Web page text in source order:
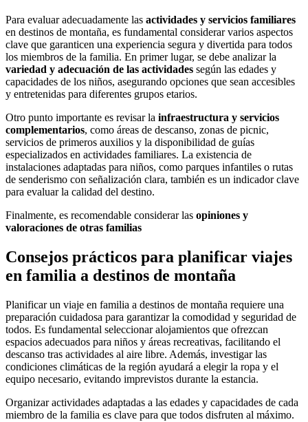
Para evaluar adecuadamente las actividades y servicios familiares
en destinos de montaña, es fundamental considerar varios aspectos
clave que garanticen una experiencia segura y divertida para todos
los miembros de la familia. En primer lugar, se debe analizar la
variedad y adecuación de las actividades según las edades y
capacidades de los niños, asegurando opciones que sean accesibles
y entretenidas para diferentes grupos etarios.
Otro punto importante es revisar la infraestructura y servicios
complementarios, como áreas de descanso, zonas de picnic,
servicios de primeros auxilios y la disponibilidad de guías
especializados en actividades familiares. La existencia de
instalaciones adaptadas para niños, como parques infantiles o rutas
de senderismo con señalización clara, también es un indicador clave
para evaluar la calidad del destino.
Finalmente, es recomendable considerar las opiniones y
valoraciones de otras familias
Consejos prácticos para planificar viajes
en familia a destinos de montaña
Planificar un viaje en familia a destinos de montaña requiere una
preparación cuidadosa para garantizar la comodidad y seguridad de
todos. Es fundamental seleccionar alojamientos que ofrezcan
espacios adecuados para niños y áreas recreativas, facilitando el
descanso tras actividades al aire libre. Además, investigar las
condiciones climáticas de la región ayudará a elegir la ropa y el
equipo necesario, evitando imprevistos durante la estancia.
Organizar actividades adaptadas a las edades y capacidades de cada
miembro de la familia es clave para que todos disfruten al máximo.